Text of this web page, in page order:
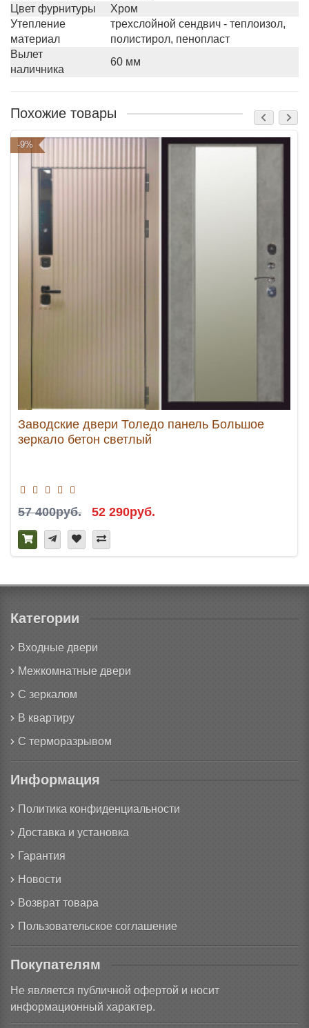
Цвет фурнитуры
Хром
Утепление
материал
трехслойной сендвич - теплоизол,
полистирол, пенопласт
Вылет
наличника
60 мм
Похожие товары
-9%
Заводские двери Толедо панель Большое
зеркало бетон светлый
57 400руб. 52 290руб.
Категории
Входные двери
Межкомнатные двери
С зеркалом
В квартиру
С терморазрывом
Информация
Политика конфиденциальности
Доставка и установка
Гарантия
Новости
Возврат товара
Пользовательское соглашение
Покупателям
Не является публичной офертой и носит
информационный характер.